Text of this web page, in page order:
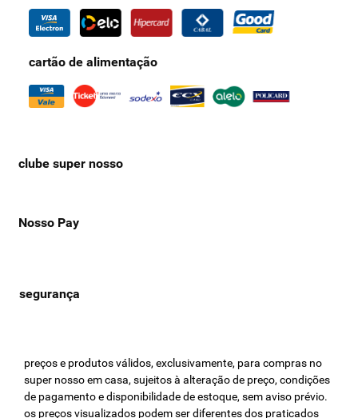
cartão de alimentação
clube super nosso
Nosso Pay
preços e produtos válidos, exclusivamente, para compras no
super nosso em casa, sujeitos à alteração de preço, condições
de pagamento e disponibilidade de estoque, sem aviso prévio.
os preços visualizados podem ser diferentes dos praticados